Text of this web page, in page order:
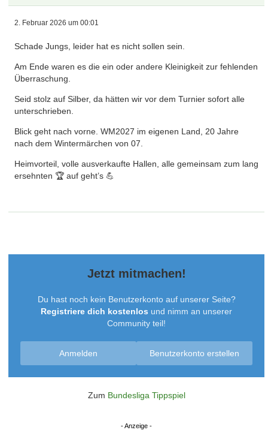
2. Februar 2026 um 00:01
Schade Jungs, leider hat es nicht sollen sein.
Am Ende waren es die ein oder andere Kleinigkeit zur fehlenden
Überraschung.
Seid stolz auf Silber, da hätten wir vor dem Turnier sofort alle
unterschrieben.
Blick geht nach vorne. WM2027 im eigenen Land, 20 Jahre
nach dem Wintermärchen von 07.
Heimvorteil, volle ausverkaufte Hallen, alle gemeinsam zum lang
ersehnten 🏆 auf geht’s 💪
Jetzt mitmachen!
Du hast noch kein Benutzerkonto auf unserer Seite?
Registriere dich kostenlos und nimm an unserer
Community teil!
Benutzerkonto erstellen
Anmelden
Zum Bundesliga Tippspiel